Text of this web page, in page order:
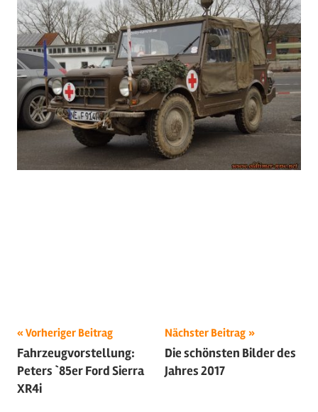
Schlagwörter:
2017,
Oldtimer,
US-
Beitragsnavigation
Vorheriger Beitrag
Fahrzeugvorstellung:
Peters `85er Ford Sierra
XR4i
Nächster Beitrag
Die schönsten Bilder des
Jahres 2017